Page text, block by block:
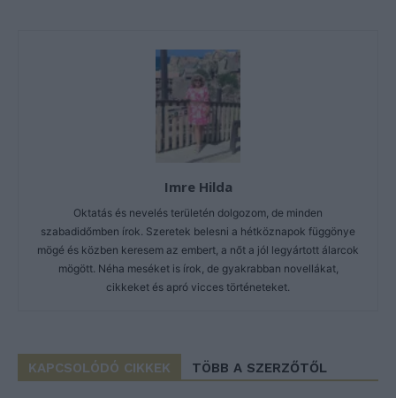
Imre Hilda
Oktatás és nevelés területén dolgozom, de minden
szabadidőmben írok. Szeretek belesni a hétköznapok függönye
mögé és közben keresem az embert, a nőt a jól legyártott álarcok
mögött. Néha meséket is írok, de gyakrabban novellákat,
cikkeket és apró vicces történeteket.
KAPCSOLÓDÓ CIKKEK TÖBB A SZERZŐTŐL